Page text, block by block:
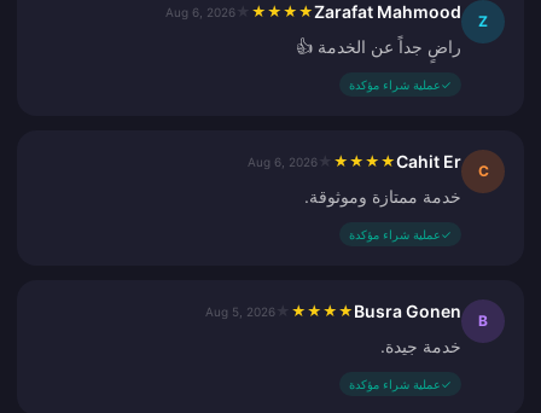
Z
Zarafat Mahmood
★
★
★
★
Aug 6, 2026
راضٍ جداً عن الخدمة 👍
✓عملية شراء مؤكدة
C
Cahit Er
★
★
★
★
Aug 6, 2026
خدمة ممتازة وموثوقة.
✓عملية شراء مؤكدة
B
Busra Gonen
★
★
★
★
Aug 5, 2026
خدمة جيدة.
✓عملية شراء مؤكدة